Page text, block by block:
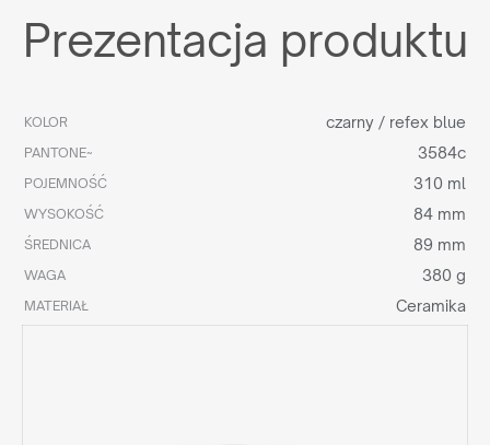
Prezentacja produktu
KOLOR czarny / refex blue
PANTONE~ 3584c
POJEMNOŚĆ 310 ml
WYSOKOŚĆ 84 mm
ŚREDNICA 89 mm
WAGA 380 g
MATERIAŁ Ceramika